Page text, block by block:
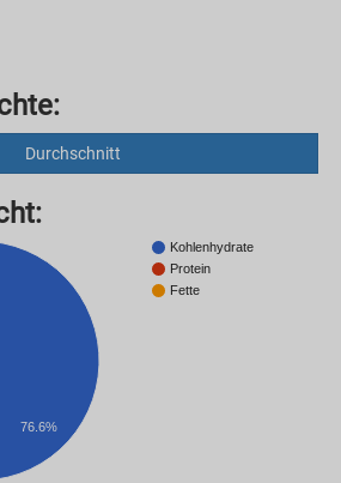
Durchschnitt
Kohlenhydrate
Protein
Fette
76.6%